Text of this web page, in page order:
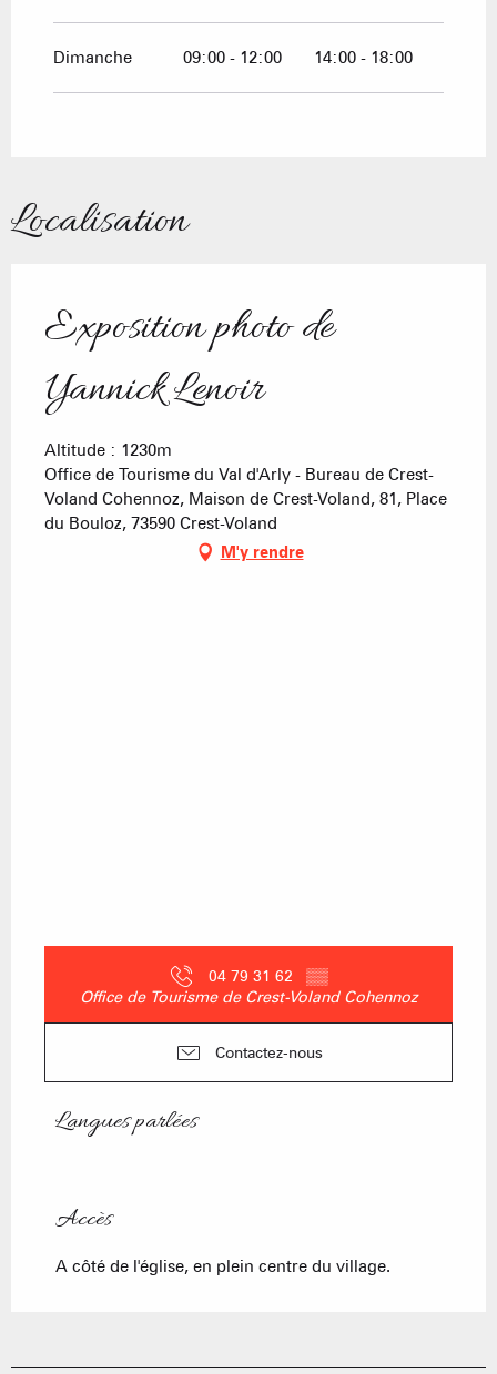
Dimanche 09:00 - 12:00 14:00 - 18:00
Localisation
Exposition photo de
Yannick Lenoir
Altitude : 1230m
Office de Tourisme du Val d'Arly - Bureau de Crest-
Voland Cohennoz, Maison de Crest-Voland, 81, Place
du Bouloz, 73590 Crest-Voland
M'y rendre
04 79 31 62 ▒▒
Office de Tourisme de Crest-Voland Cohennoz
Contactez-nous
Langues parlées
Langues parlées
Accès
Accès
A côté de l'église, en plein centre du village.